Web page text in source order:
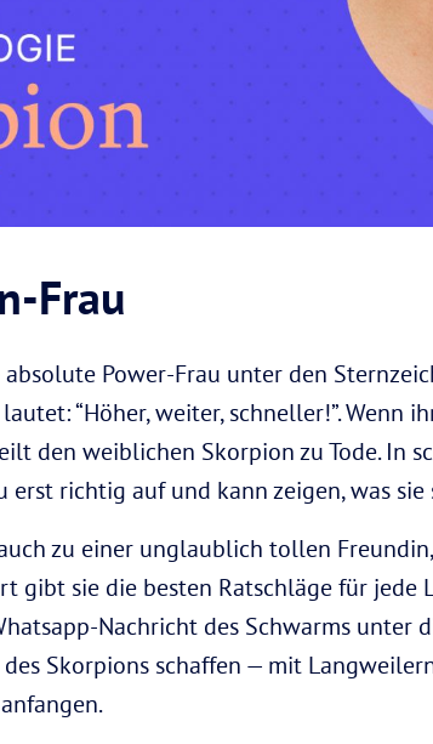
Frau
Power-Frau unter den
“Höher, weiter, schneller!”. Wenn
den weiblichen Skorpion zu Tode. In
erst richtig auf und kann zeigen, was
zu einer unglaublich tollen
gibt sie die besten Ratschläge für
Nachricht des Schwarms unter
Skorpions schaffen — mit